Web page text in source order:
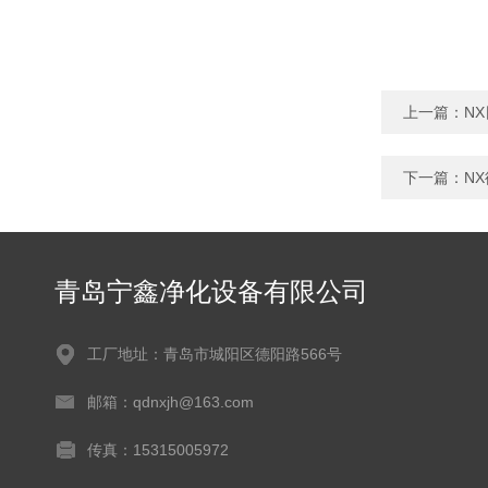
上一篇：
下一篇：
青岛宁鑫净化设备有限公司
工厂地址：青岛市城阳区德阳路566号
邮箱：qdnxjh@163.com
传真：15315005972